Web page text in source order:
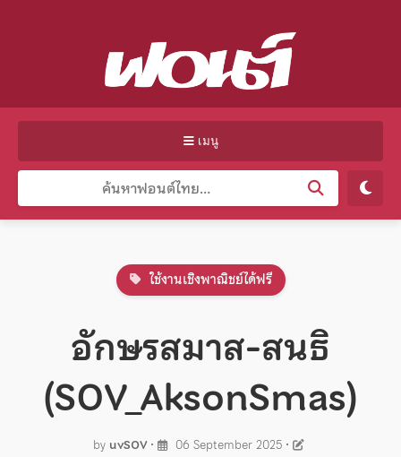
เมนู
ใช้งานเชิงพาณิชย์ได้ฟรี
อักษรสมาส-สนธิ
(SOV_AksonSmas)
by uvSOV• 06 September 2025•